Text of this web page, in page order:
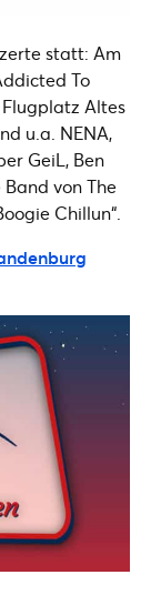
statt: Am
To
Altes
u.a. NENA,
GeiL, Ben
von The
Chillun“.